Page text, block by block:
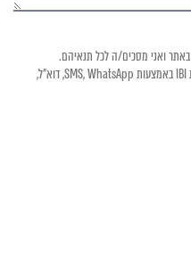
באתר ואני מסכים/ה לכל תנאיהם.
אני מסכים/ה לקבלת עדכונים, הצעות שיווקיות והטבות מחברות בקבוצת IBI באמצעות SMS, WhatsApp, דוא"ל,